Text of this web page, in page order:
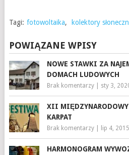
Tagi: fotowoltaika, kolektory
POWIĄZANE WPISY
NOWE STAWKI ZA
DOMACH LUDOWYCH
Brak komentarzy| sty 3,
XII
KARPAT
Brak komentarzy| lip 4, 2015
HARMONOGRAM